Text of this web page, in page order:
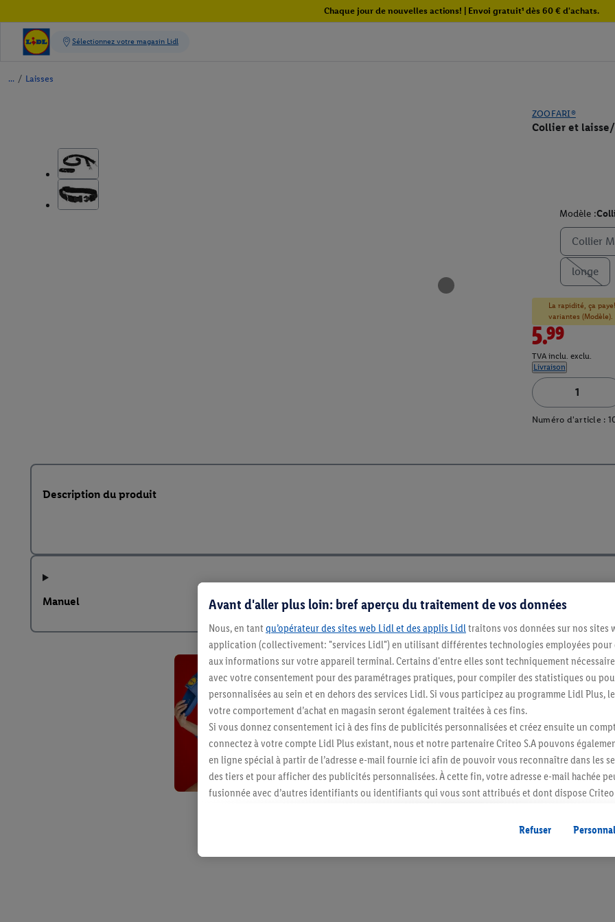
Chaque jour de nouvelles actions! | Envoi gratuit¹ dès 60 € d'achats.
/ Laisses
ZOOFARI®
Collier et
Modèle :
Collier
longe
La rapidité, ça
variantes (Modèle).
5.99
TVA inclu. exclu.
Livraison
Numéro d'article :
Description du produit
Manuel
Restez au
Abonnez-vous à la newsletter
S'abonner
Avant d'aller plus loin: bref aperçu du traitement de vos données
Nous, en tant qu’opérateur des sites web Lidl et des applis Lidl traitons vos données sur nos sites
application (collectivement: "services Lidl") en utilisant différentes technologies employées pour
aux informations sur votre appareil terminal. Certains d'entre elles sont techniquement
avec votre consentement pour des paramétrages pratiques, pour compiler des statistiques ou
personnalisées au sein et en dehors des services Lidl. Si vous participez au programme Lidl Plus,
votre comportement d’achat en magasin seront également traitées à ces fins.
Si vous donnez consentement ici à des fins de publicités personnalisées et créez ensuite un
connectez à votre compte Lidl Plus existant, nous et notre partenaire Criteo S.A pouvons
en ligne spécial à partir de l’adresse e-mail fournie ici afin de pouvoir vous reconnaître dans les
des tiers et pour afficher des publicités personnalisées. À cette fin, votre adresse e-mail hachée
fusionnée avec d’autres identifiants ou identifiants qui vous sont attribués et dont dispose Criteo
vous avez montré de l’intérêt (par exemple en plaçant le produit dans un panier d’un webshop
l’achat) peuvent également être affichées sur plusieurs apppareils et plusieurs services de Lidl si
plusieurs services de Lidl peuvent vous être attribués en utilisant votre adresse e-mail hachée et,
Refuser